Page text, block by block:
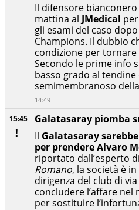
15:45
Galatasaray piomba
Il Galatasaray
per prendere Alvaro
riportato dall’esperto
Romano, la società è
dirigenza del club di
concludere l’affare
per sostituire
Il difensore bianconero
mattina al JMedical
gli esami del caso
Champions. Il dubbio
condizione per
Secondo le prime info
basso grado al
semimembranoso
14:49